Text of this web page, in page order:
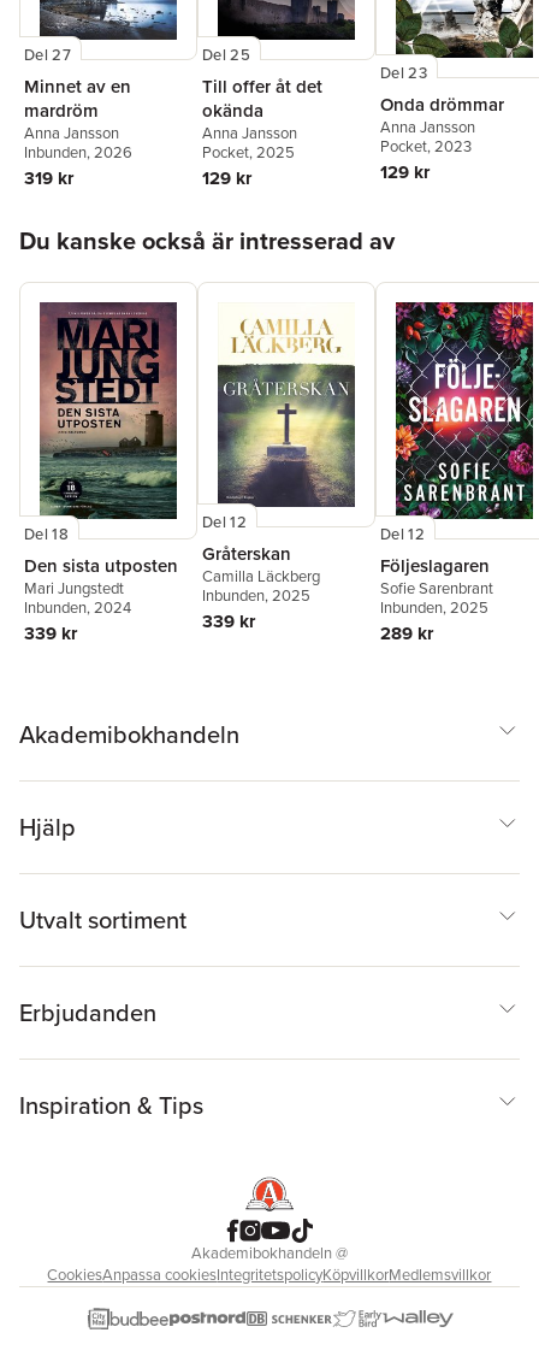
Del 27
Minnet av en
mardröm
Anna Jansson
Inbunden, 2026
319 kr
Del 25
Till offer åt det
okända
Anna Jansson
Pocket, 2025
129 kr
Del 23
Onda drömmar
Anna Jansson
Pocket, 2023
129 kr
Du kanske också är intresserad av
Del 18
Den sista utposten
Mari Jungstedt
Inbunden, 2024
339 kr
Del 12
Gråterskan
Camilla Läckberg
Inbunden, 2025
339 kr
Del 12
Följeslagaren
Sofie Sarenbrant
Inbunden, 2025
289 kr
Akademibokhandeln
Hjälp
Utvalt sortiment
Erbjudanden
Inspiration & Tips
Akademibokhandeln@
CookiesAnpassa cookiesIntegritetspolicyKöpvillkorMedlemsvillkor